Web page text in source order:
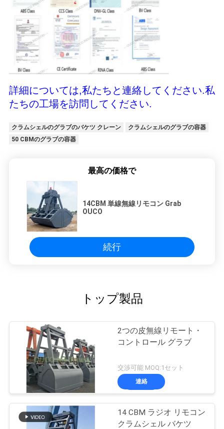
詳細については,私たちと連絡してください.私
たちの工場を訪問してください.
クラムシェルのグラブのバケツ クレーン
クラムシェルのグラブの容器
50 CBMのグラブの容器
最高の価格で
14CBM 単線無線リモコン Grab
OUCO
続行
トップ製品
2つの皮無線リモート・
コントロール グラブ
交渉可能 MOQ:1セット
連絡
14 CBM ラジオ リモコン
クラムシェル バケツ